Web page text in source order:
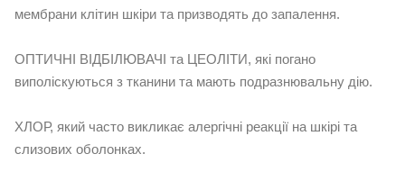
мембрани клітин шкіри та призводять до запалення.
ОПТИЧНІ ВІДБІЛЮВАЧІ та ЦЕОЛІТИ, які погано
виполіскуються з тканини та мають подразнювальну дію.
ХЛОР, який часто викликає алергічні реакції на шкірі та
слизових оболонках.